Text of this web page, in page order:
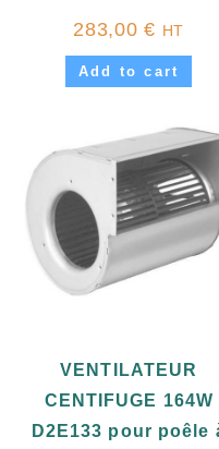
283,00€ HT
Add to cart
VENTILATEUR
CENTIFUGE 164W
D2E133 pour poêle